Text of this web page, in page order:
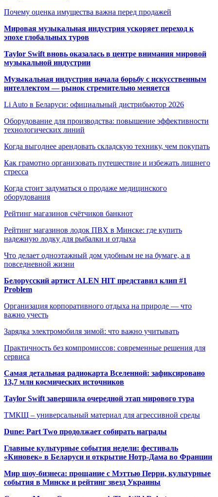
Почему оценка имущества важна перед продажей
Мировая музыкальная индустрия ускоряет переход к
эпохе глобальных туров
Taylor Swift вновь оказалась в центре внимания мировой
музыкальной индустрии
Музыкальная индустрия начала борьбу с искусственным
интеллектом — рынок стремительно меняется
Li Auto в Беларуси: официальный дистрибьютор 2026
Оборудование для производства: повышение эффективности
технологических линий
Когда выгоднее арендовать складскую технику, чем покупать
Как грамотно организовать путешествие и избежать лишнего
стресса
Когда стоит задуматься о продаже медицинского
оборудования
Рейтинг магазинов счётчиков банкнот
Рейтинг магазинов лодок ПВХ в Минске: где купить
надежную лодку для рыбалки и отдыха
Что делает одноэтажный дом удобным не на бумаге, а в
повседневной жизни
Белорусский артист ALEN HIT представил клип #1
Problem
Организация корпоративного отдыха на природе — что
важно учесть
Зарядка электромобиля зимой: что важно учитывать
Практичность без компромиссов: современные решения для
сервиса
Самая детальная радиокарта Вселенной: зафиксировано
13,7 млн космических источников
Taylor Swift завершила очередной этап мирового тура
ТМКЩ – универсальный материал для агрессивной среды
Dune: Part Two продолжает собирать награды
Главные культурные события недели: фестиваль
«Киновек» в Беларуси и открытие Нотр-Дама во Франции
Мир шоу-бизнеса: прощание с Мэттью Перри, культурные
события в Минске и рейтинг звезд Украины